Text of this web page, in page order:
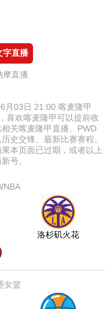
字直播
摩直播
月03日 21:00 喀麦隆甲
喜欢喀麦隆甲可以提前收
关喀麦隆甲直播、PWD
史交锋、最新比赛赛程。
本页面已过期，或者以上
号。
洛杉矶火花
女篮